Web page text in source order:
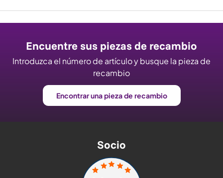
Encuentre sus piezas de recambio
Introduzca el número de artículo y busque la pieza de
recambio
Encontrar una pieza de recambio
Socio